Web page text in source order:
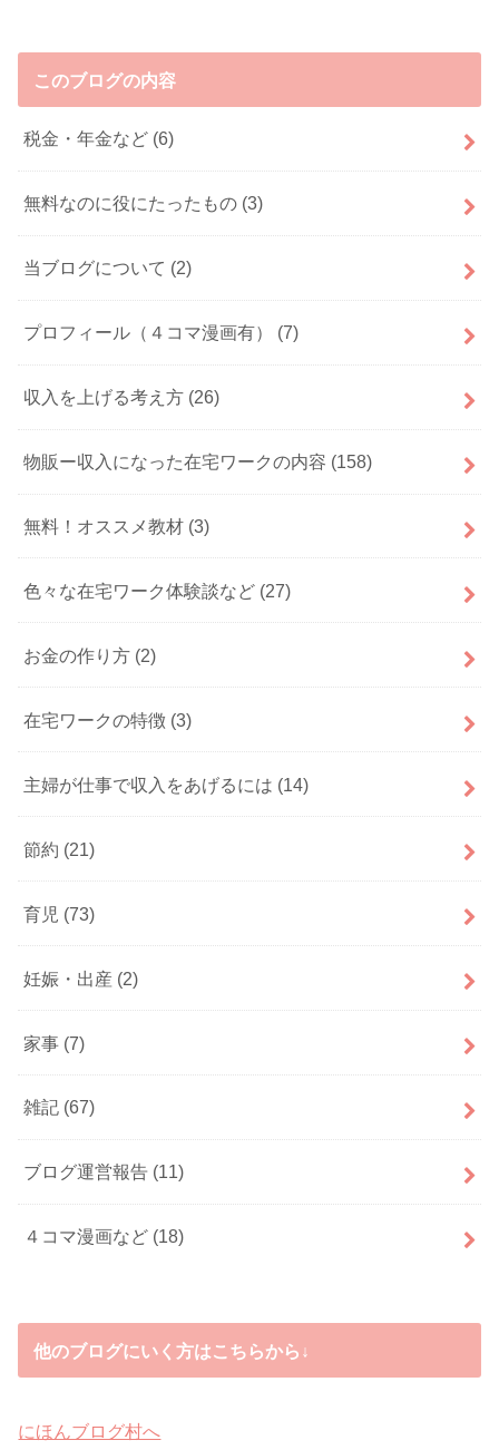
このブログの内容
税金・年金など (6)
無料なのに役にたったもの (3)
当ブログについて (2)
プロフィール（４コマ漫画有） (7)
収入を上げる考え方 (26)
物販ー収入になった在宅ワークの内容 (158)
無料！オススメ教材 (3)
色々な在宅ワーク体験談など (27)
お金の作り方 (2)
在宅ワークの特徴 (3)
主婦が仕事で収入をあげるには (14)
節約 (21)
育児 (73)
妊娠・出産 (2)
家事 (7)
雑記 (67)
ブログ運営報告 (11)
４コマ漫画など (18)
他のブログにいく方はこちらから↓
にほんブログ村へ